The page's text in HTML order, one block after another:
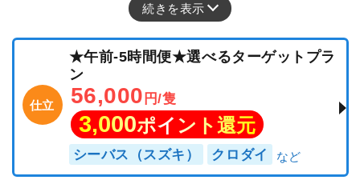
続きを表示
仕立
★午前-5時間便★選べるターゲットプラ
ン
56,000 円/隻
3,000ポイント還元
シーバス（スズキ） クロダイ